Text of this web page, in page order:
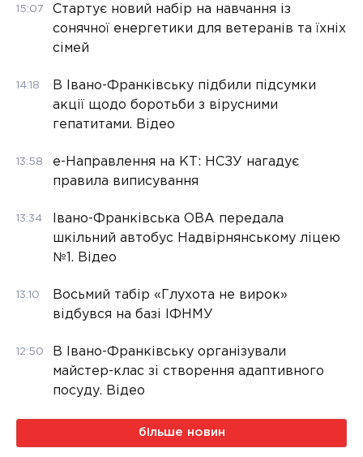
15:07
Стартує новий набір на навчання із
сонячної енергетики для ветеранів та їхніх
сімей
14:18
В Івано-Франківську підбили підсумки
акції щодо боротьби з вірусними
гепатитами. Відео
13:58
е-Направлення на КТ: НСЗУ нагадує
правила виписування
13:34
Івано-Франківська ОВА передала
шкільний автобус Надвірнянському ліцею
№1. Відео
13:10
Восьмий табір «Глухота не вирок»
відбувся на базі ІФНМУ
12:50
В Івано-Франківську організували
майстер-клас зі створення адаптивного
посуду. Відео
більше новин